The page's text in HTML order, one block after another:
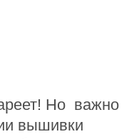
Нo важно
вышивки